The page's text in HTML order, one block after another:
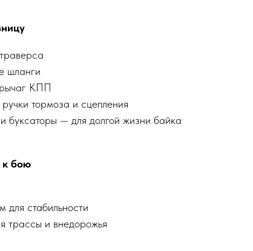
шланги
КПП
тормоза и сцепления
буксаторы — для долгой жизни байка
к бою
стабильности
трассы и внедорожья